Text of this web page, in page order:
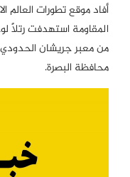
أفاد موقع تطورات العالم
المقاومة استهدفت رتلاً
من معبر جريشان
محافظة البصرة.